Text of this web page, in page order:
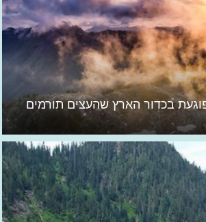
בכדור הארץ שהעצים תורמים